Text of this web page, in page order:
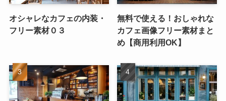
オシャレなカフェの内装・
フリー素材０３
無料で使える！おしゃれな
カフェ画像フリー素材まと
め【商用利用OK】